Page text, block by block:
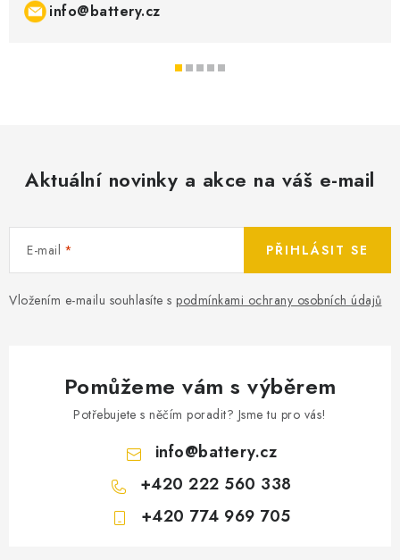
info@battery.cz
Aktuální novinky a akce na váš e-mail
E-mail
Vložením e-mailu souhlasíte s podmínkami ochrany osobních údajů
PŘIHLÁSIT SE
Pomůžeme vám s výběrem
Potřebujete s něčím poradit? Jsme tu pro vás!
info@battery.cz
+420 222 560 338
+420 774 969 705